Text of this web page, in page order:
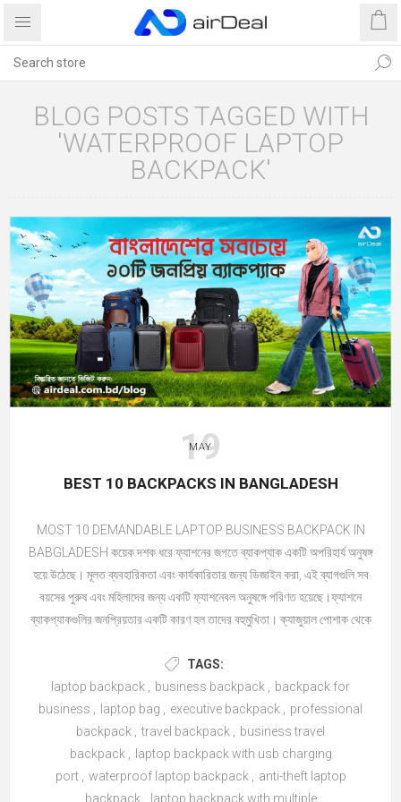
BLOG POSTS TAGGED WITH
'WATERPROOF LAPTOP
BACKPACK'
19
MAY
BEST 10 BACKPACKS IN BANGLADESH
MOST 10 DEMANDABLE LAPTOP BUSINESS BACKPACK IN
BABGLADESH কয়েক দশক ধরে ফ্যাশনের জগতে ব্যাকপ্যাক একটি অপরিহার্য অনুষঙ্গ
হয়ে উঠেছে। মূলত ব্যবহারিকতা এবং কার্যকারিতার জন্য ডিজাইন করা, এই ব্যাগগুলি সব
বয়সের পুরুষ এবং মহিলাদের জন্য একটি ফ্যাশনেবল অনুষঙ্গে পরিণত হয়েছে।ফ্যাশনে
ব্যাকপ্যাকগুলির জনপ্রিয়তার একটি কারণ হল তাদের বহুমুখিতা। ক্যাজুয়াল পোশাক থেকে
ফ্যাশনে ব্যাকপ্যাকগুলির উত্থানে অবদান রাখার আরেকটি কারণ হল তাদের ব্যবহারিকতা।
প্রযুক্তির ক্রমবর্ধমান জনপ্রিয়তা এবং সর্বদা আমাদের সাথে একাধিক ডিভাইস বহন করার
প্রয়োজনীয়তার সাথে, ব্যাকপ্যাকগুলি অনেকের জন্য একটি অপরিহার্য অনুষঙ্গ হয়ে উঠেছে।
তারা ল্যাপটপ, ট্যাবলেট এবং অন্যান্য গ্যাজেট, সেইসাথে বই এবং কাগজপত্রের মতো
অন্যান্য প্রয়োজনীয় জিনিসগুলি বহন করার জন্য যথেষ্ট জায়গা অফার করে।যারা
ঐতিহ্যবাহী হ্যান্ডব্যাগের একটি টেকসই এবং পরিবেশ-বান্ধব বিকল্প খুঁজছেন তাদের জন্যও
ব্যাকপ্যাক একটি জনপ্রিয় পছন্দ হয়ে উঠেছে। সাম্প্রতিক বছরগুলিতে, উচ্চ-মানের
TAGS:
laptop backpack , business backpack , backpack for
business , laptop bag , executive backpack , professional
backpack , travel backpack , business travel
backpack ,
laptop backpack with usb charging
port , waterproof laptop backpack , anti-theft laptop
backpack ,
laptop backpack with multiple